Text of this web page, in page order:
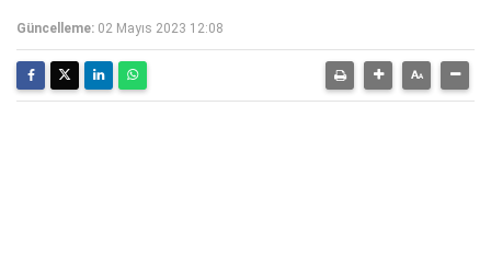
Güncelleme: 02 Mayıs 2023 12:08